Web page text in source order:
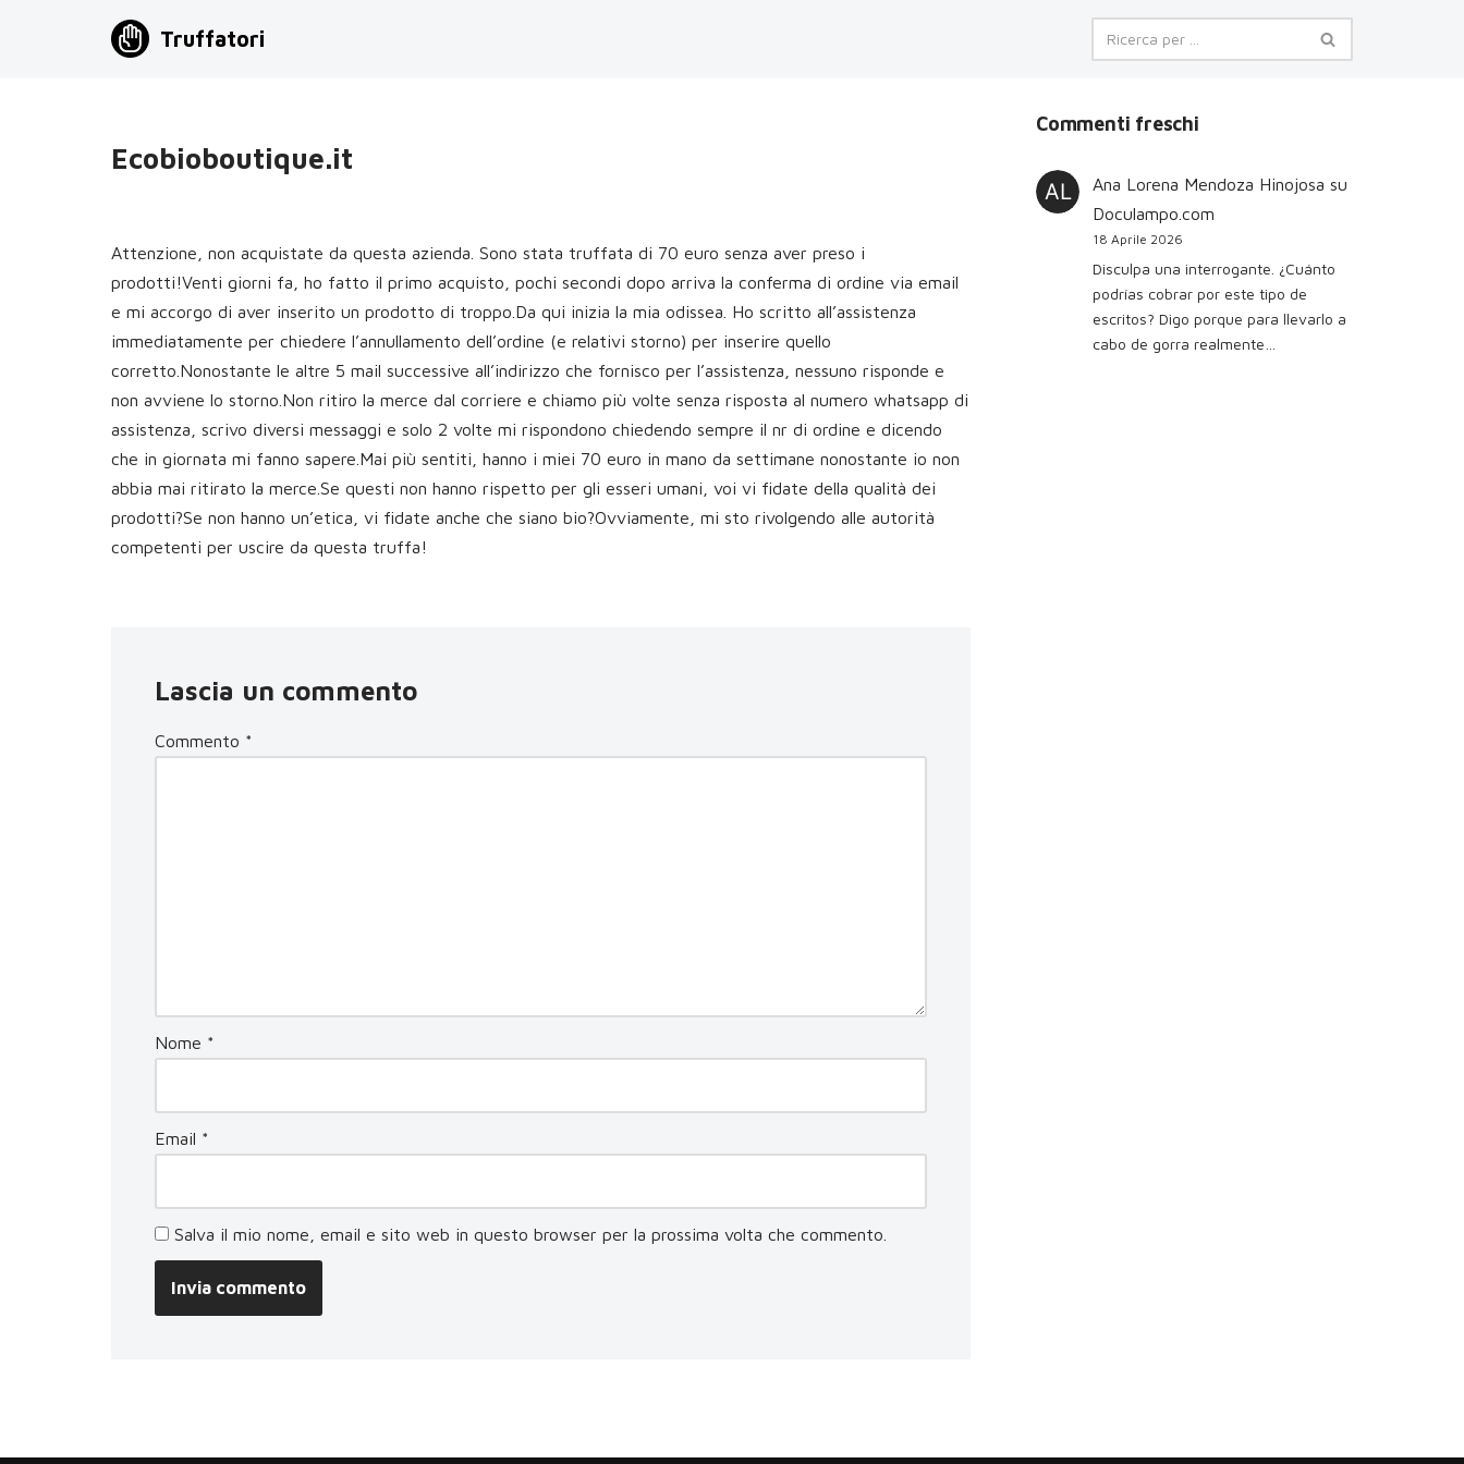
Truffatori
Ecobioboutique.it
Attenzione, non acquistate da questa azienda. Sono stata truffata di 70 euro senza aver preso i
prodotti!Venti giorni fa, ho fatto il primo acquisto, pochi secondi dopo arriva la conferma di ordine via email
e mi accorgo di aver inserito un prodotto di troppo.Da qui inizia la mia odissea. Ho scritto all’assistenza
immediatamente per chiedere l’annullamento dell’ordine (e relativi storno) per inserire quello
corretto.Nonostante le altre 5 mail successive all’indirizzo che fornisco per l’assistenza, nessuno risponde e
non avviene lo storno.Non ritiro la merce dal corriere e chiamo più volte senza risposta al numero whatsapp di
assistenza, scrivo diversi messaggi e solo 2 volte mi rispondono chiedendo sempre il nr di ordine e dicendo
che in giornata mi fanno sapere.Mai più sentiti, hanno i miei 70 euro in mano da settimane nonostante io non
abbia mai ritirato la merce.Se questi non hanno rispetto per gli esseri umani, voi vi fidate della qualità dei
prodotti?Se non hanno un’etica, vi fidate anche che siano bio?Ovviamente, mi sto rivolgendo alle autorità
competenti per uscire da questa truffa!
Lascia un commento
Commento *
Nome *
Email *
Salva il mio nome, email e sito web in questo browser per la prossima volta che commento.
Commenti freschi
Ana Lorena Mendoza Hinojosa su
Doculampo.com
18 Aprile 2026
Disculpa una interrogante. ¿Cuánto
podrías cobrar por este tipo de
escritos? Digo porque para llevarlo a
cabo de gorra realmente…